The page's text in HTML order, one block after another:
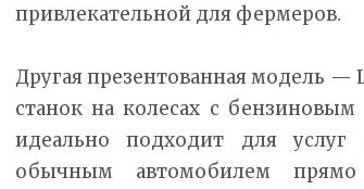
привлекательной для фермеров.
Другая презентованная модель
станок на колесах с
идеально подходит для услуг
обычным автомобилем